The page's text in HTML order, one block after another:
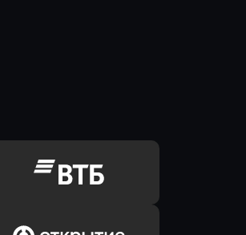
Оправить заявку